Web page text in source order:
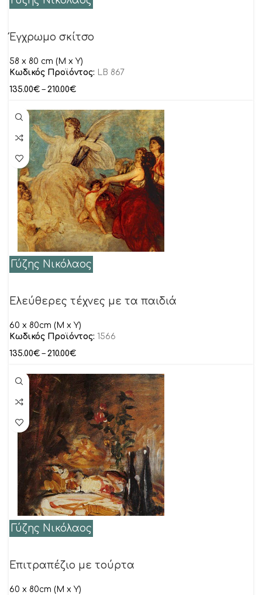
Έγχρωμο σκίτσο
58 x 80 cm (M x Y)
Κωδικός Προϊόντος: LB 867
135.00€ – 210.00€
Γύζης Νικόλαος
Ελεύθερες τέχνες με τα παιδιά
60 x 80cm (M x Y)
Κωδικός Προϊόντος: 1566
135.00€ – 210.00€
Γύζης Νικόλαος
Επιτραπέζιο με τούρτα
60 x 80cm (M x Y)